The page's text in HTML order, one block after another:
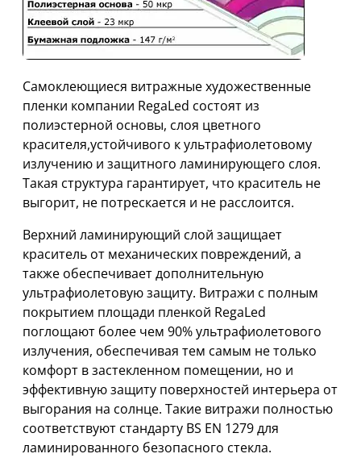
Cамоклеющиеся витражные художественные
пленки компании RegaLed состоят из
полиэстерной основы, слоя цветного
красителя,устойчивого к ультрафиолетовому
излучению и защитного ламинирующего слоя.
Такая структура гарантирует, что краситель не
выгорит, не потрескается и не расслоится.
Верхний ламинирующий слой защищает
краситель от механических повреждений, а
также обеспечивает дополнительную
ультрафиолетовую защиту. Витражи с полным
покрытием площади пленкой RegaLed
поглощают более чем 90% ультрафиолетового
излучения, обеспечивая тем самым не только
комфорт в застекленном помещении, но и
эффективную защиту поверхностей интерьера от
выгорания на солнце. Такие витражи полностью
соответствуют стандарту BS EN 1279 для
ламинированного безопасного стекла.